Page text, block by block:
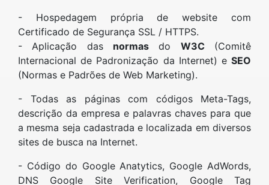
- Hospedagem própria de website com
Certificado de Segurança SSL / HTTPS.
- Aplicação das normas do W3C(Comitê
Internacional de Padronização da Internet) e SEO
(Normas e Padrões de Web Marketing).
- Todas as páginas com códigos Meta-Tags,
descrição da empresa e palavras chaves para que
a mesma seja cadastrada e localizada em diversos
sites de busca na Internet.
- Código do Google Anatytics, Google AdWords,
DNS Google Site Verification, Google Tag